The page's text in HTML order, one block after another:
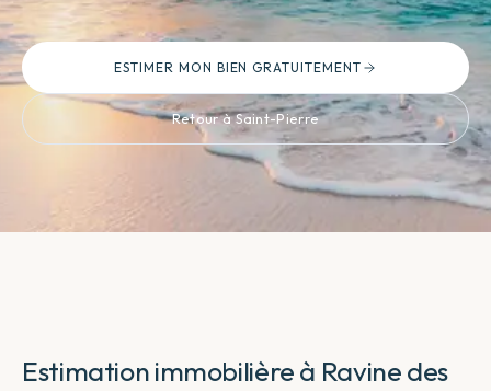
ESTIMER MON BIEN GRATUITEMENT
Retour à Saint-Pierre
Estimation immobilière à Ravine des